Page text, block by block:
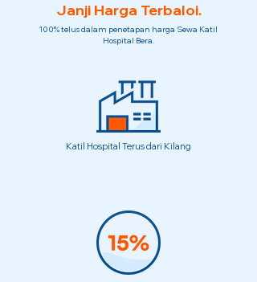
Janji Harga Terbaloi.
100% telus dalam penetapan harga Sewa Katil
Hospital Bera.
Katil Hospital Terus dari Kilang